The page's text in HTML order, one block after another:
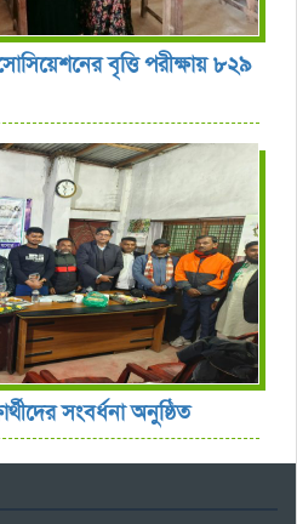
বৃত্তি পরীক্ষায় ৮২৯
সংবর্ধনা অনুষ্ঠিত